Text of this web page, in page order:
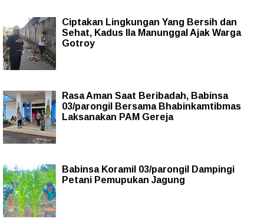
Ciptakan Lingkungan Yang Bersih dan
Sehat, Kadus IIa Manunggal Ajak Warga
Gotroy
Rasa Aman Saat Beribadah, Babinsa
03/parongil Bersama Bhabinkamtibmas
Laksanakan PAM Gereja
Babinsa Koramil 03/parongil Dampingi
Petani Pemupukan Jagung